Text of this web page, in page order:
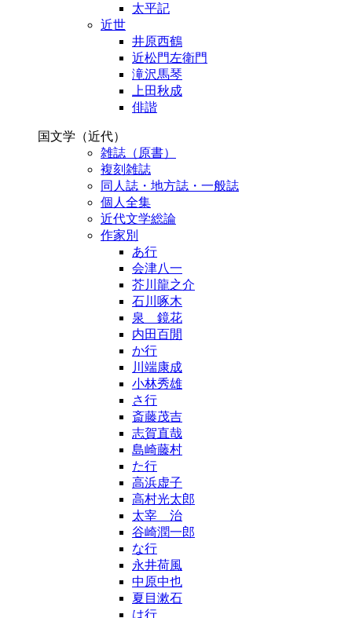
太平記
近世
井原西鶴
近松門左衛門
滝沢馬琴
上田秋成
俳諧
国文学（近代）
雑誌（原書）
複刻雑誌
同人誌・地方誌・一般誌
個人全集
近代文学総論
作家別
あ行
会津八一
芥川龍之介
石川啄木
泉 鏡花
内田百閒
か行
川端康成
小林秀雄
さ行
斎藤茂吉
志賀直哉
島崎藤村
た行
高浜虚子
高村光太郎
太宰 治
谷崎潤一郎
な行
永井荷風
中原中也
夏目漱石
は行